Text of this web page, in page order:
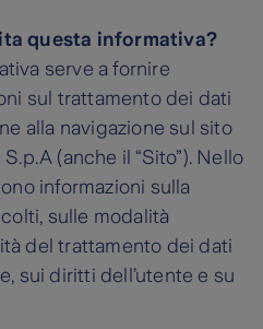
questa informativa?
serve a fornire
sul trattamento dei dati
alla navigazione sul sito
(anche il “Sito”). Nello
informazioni sulla
sulle modalità
del trattamento dei dati
sui diritti dell’utente e su